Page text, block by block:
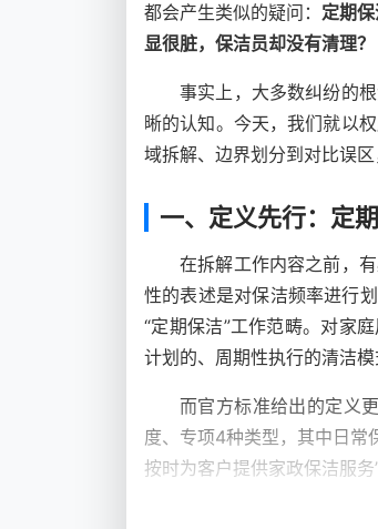
都会产生类似的疑问： 定期
显很脏，保洁员却没有清理？
事实上，大多数纠纷的
晰的认知。今天，我们就以
域拆解、边界划分到对比误区
一、定义先行：定
在拆解工作内容之前，
性的表述是对保洁频率进行
“定期保洁”工作范畴。对家
计划的、周期性执行的清洁模
而官方标准给出的定义
度、专项4种类型，其中日
按时为客户提供家政保洁服
定期保洁